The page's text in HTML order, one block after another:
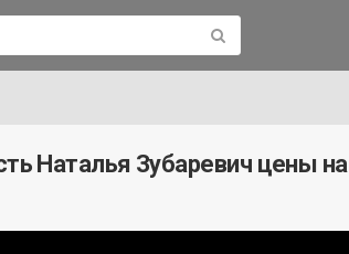
Наталья Зубаревич цены на